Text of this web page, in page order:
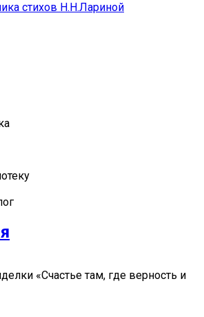
стихов Н.Н.Лариной
«Счастье там, где верность и